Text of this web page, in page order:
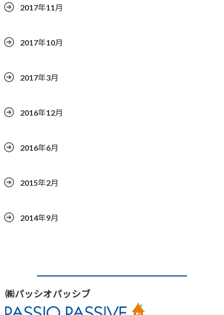
2017年11月
2017年10月
2017年3月
2016年12月
2016年6月
2015年2月
2014年9月
㈱パッシオパッシブ